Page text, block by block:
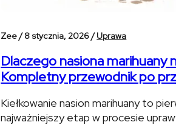
Zee /8 stycznia, 2026 /Uprawa
Dlaczego nasiona marihuany
Kompletny przewodnik po
Kiełkowanie nasion marihuany to
najważniejszy etap w procesie